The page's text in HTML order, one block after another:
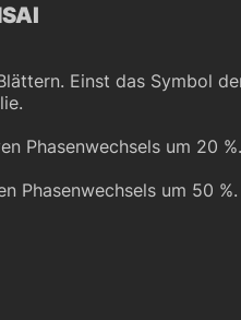
Einst das Symbol
Phasenwechsels um 20
Phasenwechsels um 50 %.